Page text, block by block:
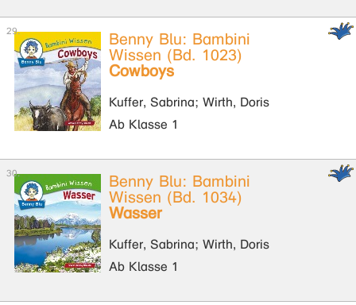
Benny Blu: Bambini
Wissen (Bd. 1023)
Cowboys
Kuffer, Sabrina; Wirth, Doris
Ab Klasse 1
Benny Blu: Bambini
Wissen (Bd. 1034)
Wasser
Kuffer, Sabrina; Wirth, Doris
Ab Klasse 1